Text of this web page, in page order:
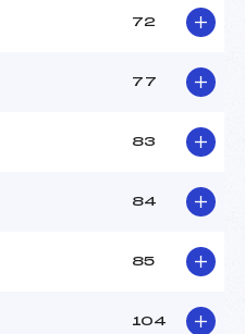
72
77
83
84
85
104